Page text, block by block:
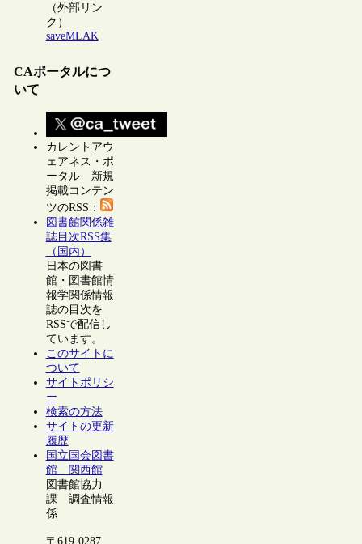
（外部リン
ク）
saveMLAK
CAポータルにつ
いて
カレントアウ
ェアネス・ポ
ータル 新規
掲載コンテン
ツのRSS：
図書館関係雑
誌目次RSS集
（国内）
日本の図書
館・図書館情
報学関係情報
誌の目次を
RSSで配信し
ています。
このサイトに
ついて
サイトポリシ
ー
検索の方法
サイトの更新
履歴
国立国会図書
館 関西館
図書館協力
課 調査情報
係
〒619-0287